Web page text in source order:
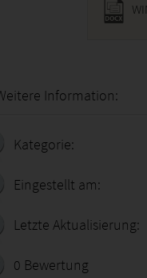
Information:
Kategorie:
Eingestellt am:
Letzte Aktualisierung:
0 Bewertung